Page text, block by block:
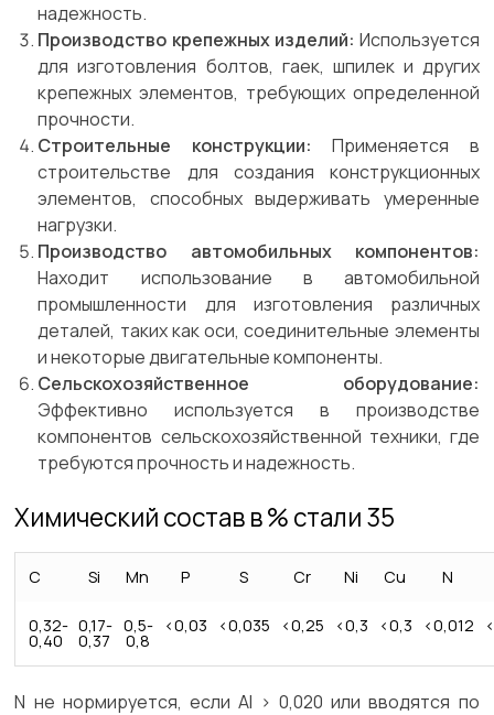
надежность.
Производство крепежных изделий: Используется
для изготовления болтов, гаек, шпилек и других
крепежных элементов, требующих определенной
прочности.
Строительные конструкции: Применяется в
строительстве для создания конструкционных
элементов, способных выдерживать умеренные
нагрузки.
Производство автомобильных компонентов:
Находит использование в автомобильной
промышленности для изготовления различных
деталей, таких как оси, соединительные элементы
и некоторые двигательные компоненты.
Сельскохозяйственное оборудование:
Эффективно используется в производстве
компонентов сельскохозяйственной техники, где
требуются прочность и надежность.
Химический состав в % стали 35
C Si Mn P S Cr Ni Cu N
0,32-
0,40
0,17-
0,37
0,5-
0,8
<0,03 <0,035 <0,25 <0,3 <0,3 <0,012
N не нормируется, если Al > 0,020 или вводятся по